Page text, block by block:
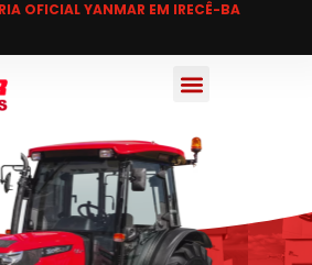
OFICIAL YANMAR EM IRECÊ-BA